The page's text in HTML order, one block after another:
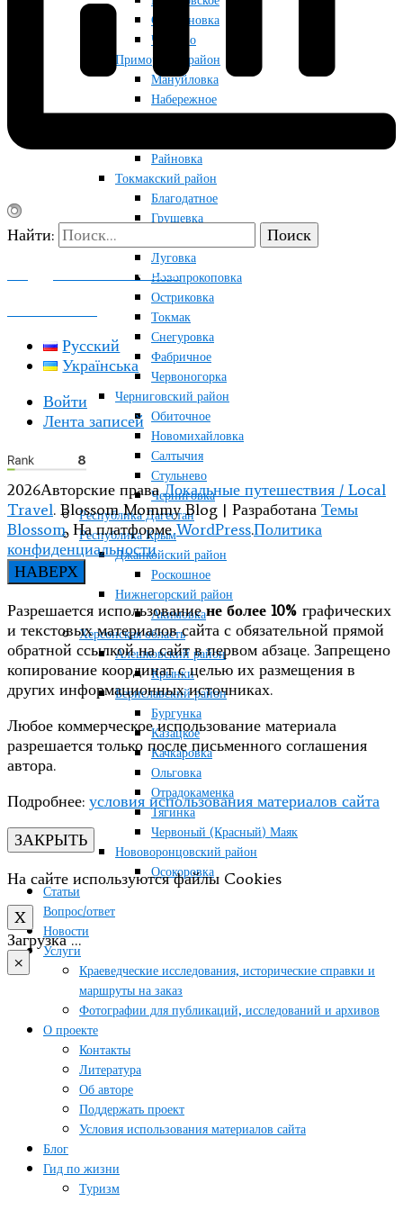
Строгановка
Чкалово
Приморский район
Мануйловка
Набережное
Райновка
Токмакский район
Благодатное
Грушевка
Луговка
Новопрокоповка
Остриковка
Токмак
Снегуровка
Фабричное
Червоногорка
Черниговский район
Обиточное
Новомихайловка
Салтычия
Стульнево
Черниговка
Республика Дагестан
Республика Крым
Джанкойский район
Роскошное
Нижнегорский район
Акимовка
Херсонская область
Алешковский район
Крынки
Бериславский район
Бургунка
Казацкое
Качкаровка
Ольговка
Отрадокаменка
Тягинка
Червоный (Красный) Маяк
Нововоронцовский район
Осокоровка
Статьи
Вопрос/ответ
Новости
Услуги
Краеведческие исследования, исторические справки и
маршруты на заказ
Фотографии для публикаций, исследований и архивов
О проекте
Контакты
Литература
Об авторе
Поддержать проект
Условия использования материалов сайта
Блог
Гид по жизни
Туризм
Найти:
ПОДДЕРЖАТЬ ПРОЕКТ
Русский
Українська
Войти
Лента записей
2026Авторские праваЛокальные путешествия / Local
Travel. Blossom Mommy Blog | Разработана Темы
Blossom. На платформеWordPress.Политика
конфиденциальности
НАВЕРХ
Разрешается использованиене более 10% графических
и текстовых материалов сайта с обязательной прямой
обратной ссылкой на сайт в первом абзаце. Запрещено
копирование координат с целью их размещения в
других информационных источниках.
Любое коммерческое использование материала
разрешается только после письменного соглашения
автора.
Подробнее: условия использования материалов сайта
ЗАКРЫТЬ
На сайте используются файлы Cookies
X
Загрузка …
×